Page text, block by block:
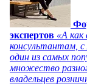
экспертов «А как
консультантам,
один из самых
множество
владельцев